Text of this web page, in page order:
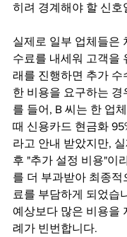
히려 경계해야 할 신호
실제로 일부 업체들은
수료를 내세워 고객을
래를 진행하면 추가 수
한 비용을 요구하는 경
를 들어, B 씨는 한 업
때 신용카드 현금화
라고 안내 받았지만,
후 "추가 설정 비용"이
를 더 부과받아 최종적
료를 부담하게 되었습
예상보다 많은 비용을
례가 빈번합니다.